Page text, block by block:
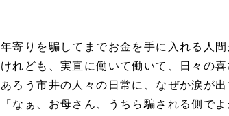
年寄りを騙してまでお金を手に入れる人間
けれども、実直に働いて働いて、日々の
あろう市井の人々の日常に、なぜか涙が出
「なぁ、お母さん、うちら騙される側でよ